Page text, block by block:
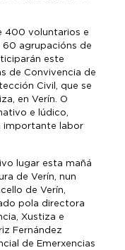
400 voluntarios e
agrupacións de
este
de Convivencia de
Civil, que se
en Verín. O
e lúdico,
importante labor
lugar esta mañá
de Verín, nun
de Verín,
pola directora
Xustiza e
Fernández
de Emerxencias